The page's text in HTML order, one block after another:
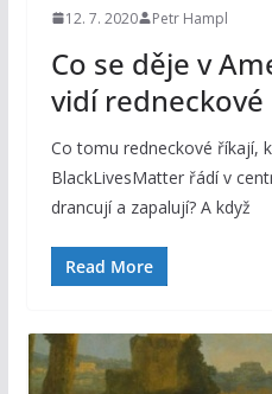
12. 7. 2020 Petr Hampl
Co se děje v
vidí redneckové
Co tomu redneckové říkají,
BlackLivesMatter řádí v
drancují a zapalují? A když
Read More